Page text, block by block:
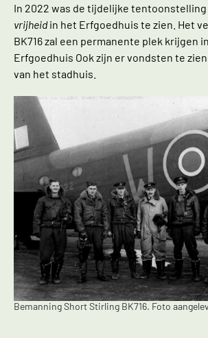
In 2022 was de tijdelijke tentoonstelling
vrijheidin het Erfgoedhuis te zien. Het
BK716 zal een permanente plek krijgen
Erfgoedhuis Ook zijn er vondsten te
van het stadhuis.
Bemanning Short Stirling BK716. Foto